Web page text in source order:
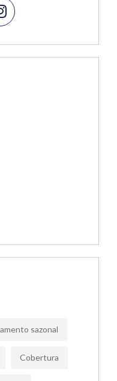
sazonal
Cobertura